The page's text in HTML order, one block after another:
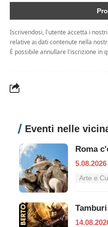
Iscrivendosi, l'utente accetta i nostri
relative ai dati contenute nella
È possibile annullare l'iscrizione in
Eventi nelle
Arte e